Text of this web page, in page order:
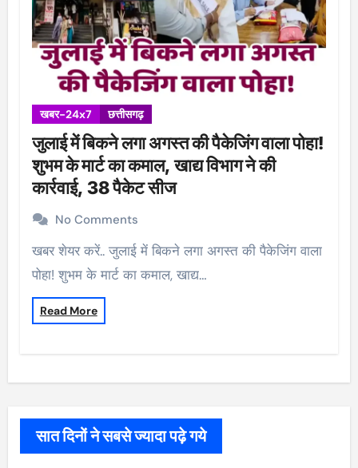
खबर-24x7 छत्तीसगढ़
जुलाई में बिकने लगा अगस्त की पैकेजिंग वाला पोहा!
शुभम के मार्ट का कमाल, खाद्य विभाग ने की
कार्रवाई, 38 पैकेट सीज
No Comments
खबर शेयर करें.. जुलाई में बिकने लगा अगस्त की पैकेजिंग वाला
पोहा! शुभम के मार्ट का कमाल, खाद्य…
Read More
सात दिनों ने सबसे ज्यादा पढ़े गये